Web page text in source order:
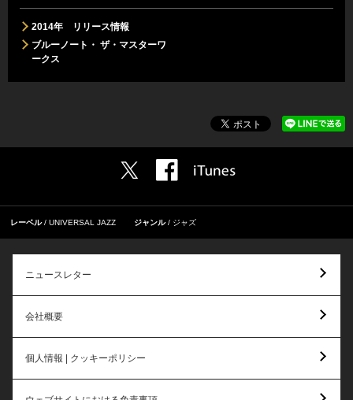
2014年 リリース情報
ブルーノート・ ザ・マスターワ
ークス
レーベル UNIVERSAL JAZZ ジャンル ジャズ
ニュースレター
会社概要
個人情報 | クッキーポリシー